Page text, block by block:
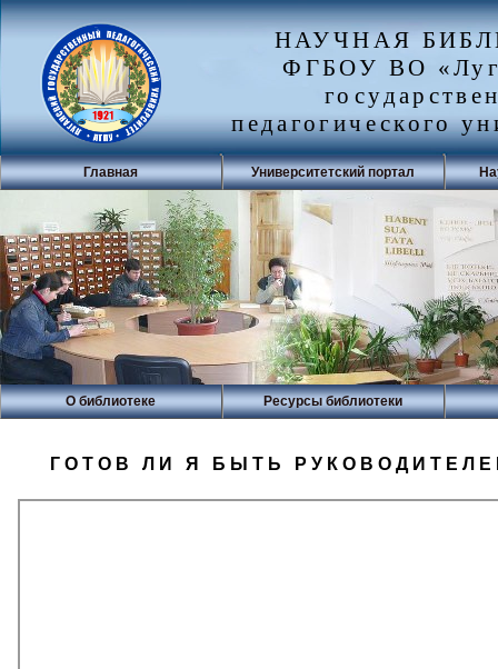
НАУЧНАЯ
ФГБОУ ВО
педагогического
Главная Университетский портал
О библиотеке Ресурсы библиотеки
ГОТОВ ЛИ Я БЫТЬ